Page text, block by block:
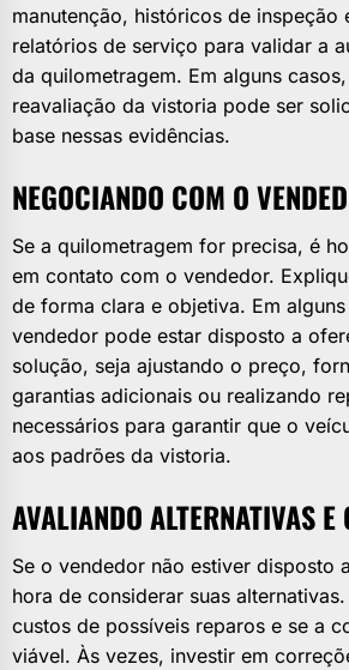
manutenção, históricos de inspeção
relatórios de serviço para validar a
da quilometragem. Em alguns
reavaliação da vistoria pode ser
base nessas evidências.
NEGOCIANDO COM O
Se a quilometragem for precisa, é
em contato com o vendedor.
de forma clara e objetiva. Em
vendedor pode estar disposto a
solução, seja ajustando o preço,
garantias adicionais ou realizando
necessários para garantir que o
aos padrões da vistoria.
AVALIANDO ALTERNATIVAS E
Se o vendedor não estiver disposto
hora de considerar suas
custos de possíveis reparos e se a
viável. Às vezes, investir em